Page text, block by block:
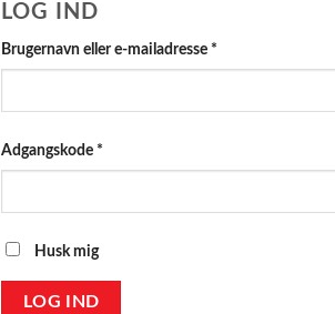
LOG IND
Brugernavn eller e-mailadresse *
Adgangskode *
Husk mig
LOG IND